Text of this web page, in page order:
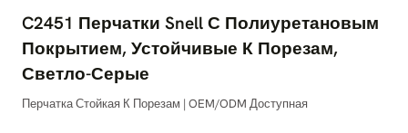
C2451 Перчатки Snell С Полиуретановым
Покрытием, Устойчивые К Порезам,
Светло-Серые
Перчатка Стойкая К Порезам | OEM/ODM Доступная